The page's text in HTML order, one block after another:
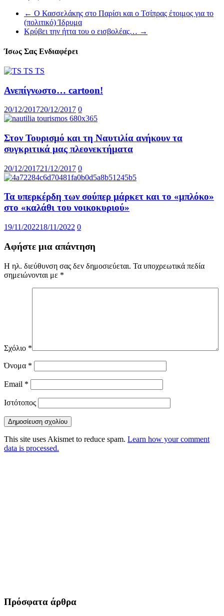
← Ο Κασσελάκης στο Παρίσι και ο Τσίπρας έτοιμος για το
(πολιτικό) Ίδρυμα
Κρύβει την ήττα του ο εισβολέας… →
Ίσως Σας Ενδιαφέρει
Ανεπίγνωστο… cartoon!
20/12/201720/12/2017 0
Στον Τουρισμό και τη Ναυτιλία ανήκουν τα
συγκριτικά μας πλεονεκτήματα
20/12/201721/12/2017 0
Τα υπερκέρδη των σούπερ μάρκετ και το «μπλόκο»
στο «καλάθι του νοικοκυριού»
19/11/202218/11/2022 0
Αφήστε μια απάντηση
Η ηλ. διεύθυνση σας δεν δημοσιεύεται. Τα υποχρεωτικά πεδία
σημειώνονται με *
Σχόλιο *
Όνομα *
Email *
Ιστότοπος
This site uses Akismet to reduce spam. Learn how your comment
data is processed.
Πρόσφατα άρθρα